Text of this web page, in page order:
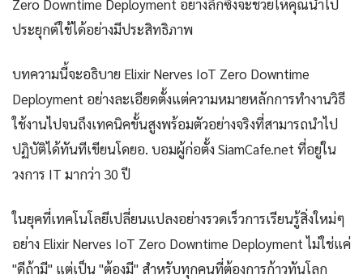
Zero Downtime Deployment อย่างลึกซึ้งจะช่วยให้คุณนำไป
ประยุกต์ใช้ได้อย่างมีประสิทธิภาพ
บทความนี้จะอธิบาย Elixir Nerves IoT Zero Downtime
Deployment อย่างละเอียดตั้งแต่ความหมายหลักการทำงานวิธี
ใช้งานไปจนถึงเทคนิคขั้นสูงพร้อมตัวอย่างจริงที่สามารถนำไป
ปฏิบัติได้ทันทีเขียนโดยอ. บอมผู้ก่อตั้ง SiamCafe.net ที่อยู่ใน
วงการ IT มากว่า 30 ปี
ในยุคที่เทคโนโลยีเปลี่ยนแปลงอย่างรวดเร็วการเรียนรู้สิ่งใหม่ๆ
อย่าง Elixir Nerves IoT Zero Downtime Deployment ไม่ใช่แค่
"ดีถ้ามี" แต่เป็น "ต้องมี" สำหรับทุกคนที่ต้องการก้าวทันโลก